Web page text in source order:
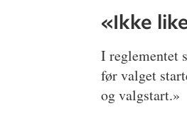
«Ikke
I reglementet
før valget
og valgstart.»